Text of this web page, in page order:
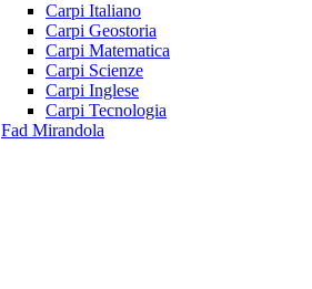
Carpi Italiano
Carpi Geostoria
Carpi Matematica
Carpi Scienze
Carpi Inglese
Carpi Tecnologia
Fad Mirandola